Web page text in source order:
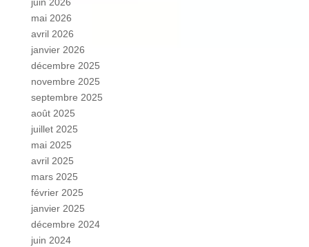
juin 2026
mai 2026
avril 2026
janvier 2026
décembre 2025
novembre 2025
septembre 2025
août 2025
juillet 2025
mai 2025
avril 2025
mars 2025
février 2025
janvier 2025
décembre 2024
juin 2024